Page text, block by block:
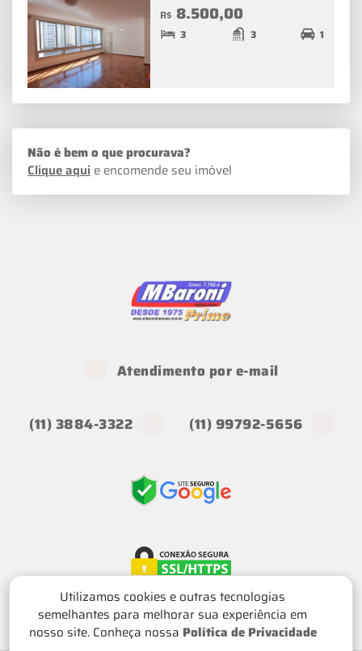
Utilizamos cookies e outras tecnologias
semelhantes para melhorar sua experiência em
nosso site. Conheça nossa Política de Privacidade
R$ 8.500,00
3 3 1
Não é bem o que procurava?
Clique aqui e encomende seu imóvel
Atendimento por e-mail
(11) 3884-3322 (11) 99792-5656